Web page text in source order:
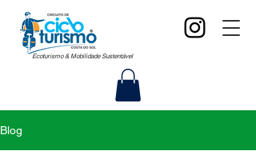
Ecoturismo & Mobilidade Sustentável
Blog